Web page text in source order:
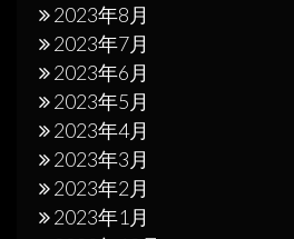
2023年8月
2023年7月
2023年6月
2023年5月
2023年4月
2023年3月
2023年2月
2023年1月